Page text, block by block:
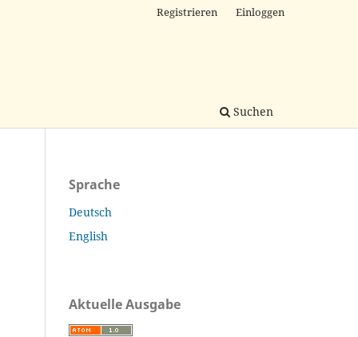
Suchen
Registrieren Einloggen
Sprache
Deutsch
English
Aktuelle Ausgabe